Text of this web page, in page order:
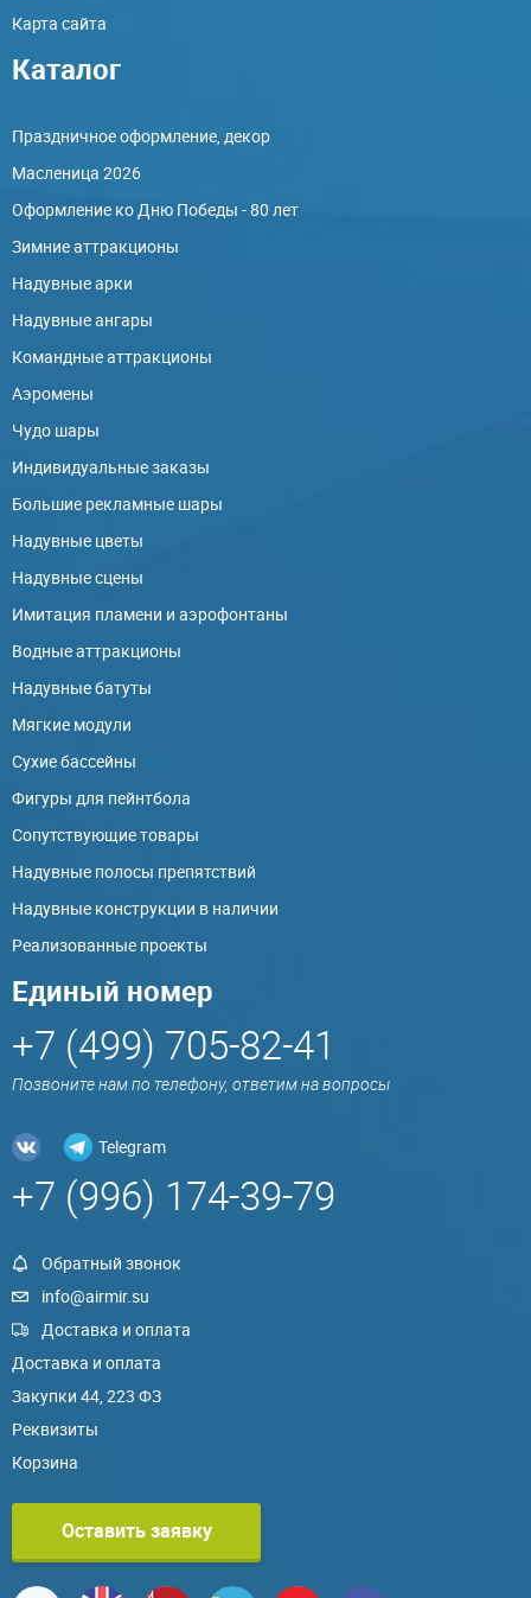
Карта сайта
Каталог
Праздничное оформление, декор
Масленица 2026
Оформление ко Дню Победы - 80 лет
Зимние аттракционы
Надувные арки
Надувные ангары
Командные аттракционы
Аэромены
Чудо шары
Индивидуальные заказы
Большие рекламные шары
Надувные цветы
Надувные сцены
Имитация пламени и аэрофонтаны
Водные аттракционы
Надувные батуты
Мягкие модули
Сухие бассейны
Фигуры для пейнтбола
Сопутствующие товары
Надувные полосы препятствий
Надувные конструкции в наличии
Реализованные проекты
Единый номер
+7 (499) 705-82-41
Позвоните нам по телефону, ответим на вопросы
Telegram
+7 (996) 174-39-79
Обратный звонок
info@airmir.su
Доставка и оплата
Доставка и оплата
Закупки 44, 223 ФЗ
Реквизиты
Корзина
Оставить заявку